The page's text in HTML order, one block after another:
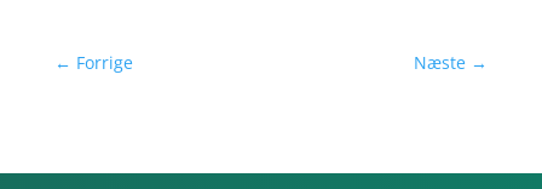
← Forrige Næste →